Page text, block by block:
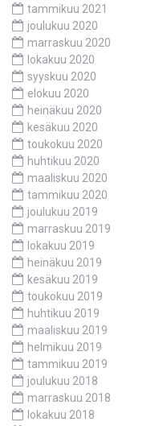
tammikuu 2021
joulukuu 2020
marraskuu 2020
lokakuu 2020
syyskuu 2020
elokuu 2020
heinäkuu 2020
kesäkuu 2020
toukokuu 2020
huhtikuu 2020
maaliskuu 2020
tammikuu 2020
joulukuu 2019
marraskuu 2019
lokakuu 2019
heinäkuu 2019
kesäkuu 2019
toukokuu 2019
huhtikuu 2019
maaliskuu 2019
helmikuu 2019
tammikuu 2019
joulukuu 2018
marraskuu 2018
lokakuu 2018